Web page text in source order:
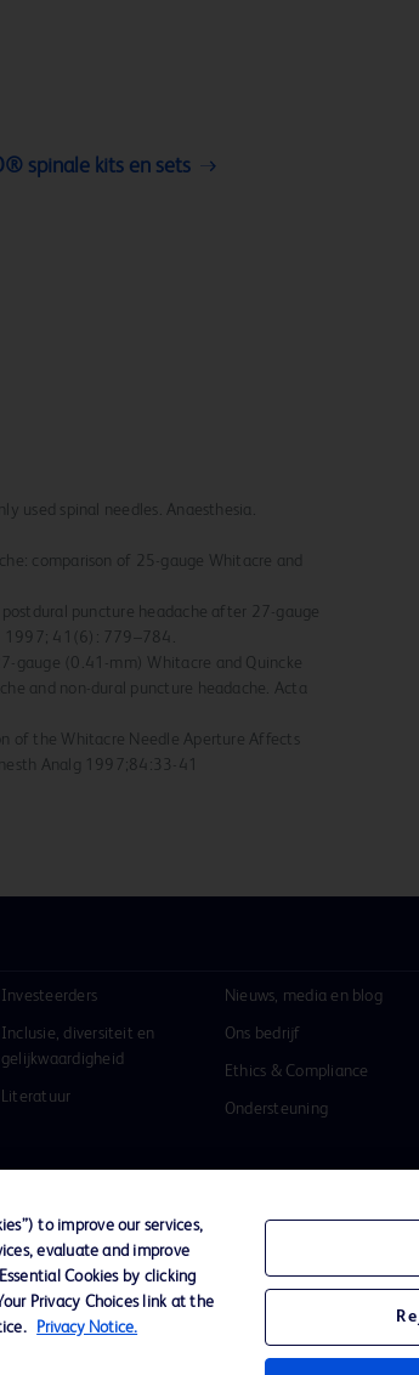
spinale kits en sets
used spinal needles. Anaesthesia.
comparison of 25-gauge Whitacre and
puncture headache after 27-gauge
1997; 41(6): 779–784.
gauge (0.41-mm) Whitacre and Quincke
and non-dural puncture headache. Acta
of the Whitacre Needle Aperture Affects
Analg 1997;84:33-41
Investeerders
Inclusie, diversiteit en
gelijkwaardigheid
Literatuur
Nieuws, media en blog
Ons bedrijf
Ethics & Compliance
Ondersteuning
Gebruiksvoorwaarden Toegankelijkheid
to improve our services,
evaluate and improve
Cookies by clicking
Privacy Choices link at the
Privacy Notice.